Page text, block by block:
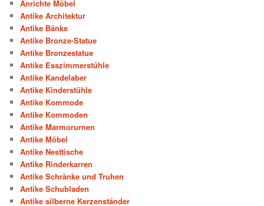
Anrichte Möbel
Antike Architektur
Antike Bänke
Antike Bronze-Statue
Antike Bronzestatue
Antike Esszimmerstühle
Antike Kandelaber
Antike Kinderstühle
Antike Kommode
Antike Kommoden
Antike Marmorurnen
Antike Möbel
Antike Nesttische
Antike Rinderkarren
Antike Schränke und Truhen
Antike Schubladen
Antike silberne Kerzenständer